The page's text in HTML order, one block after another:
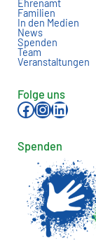
Ehrenamt
Familien
In den Medien
News
Spenden
Team
Veranstaltungen
Folge uns
Facebook InstagramLinkedIn
Spenden